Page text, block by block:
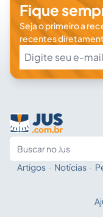
Fique
Seja o primeiro a
recentes
Artigos · Notícias ·